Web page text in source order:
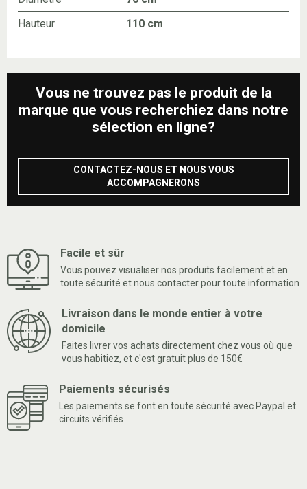
Hauteur
110 cm
Vous ne trouvez pas le produit de la
marque que vous recherchiez dans notre
sélection en ligne?
CONTACTEZ-NOUS ET NOUS VOUS
ACCOMPAGNERONS
Facile et sûr
Vous pouvez visualiser nos produits facilement et en
toute sécurité et nous contacter pour toute information
Livraison dans le monde entier à votre
domicile
Faites livrer vos achats directement chez vous où que
vous habitiez, et c'est gratuit plus de 150€
Paiements sécurisés
Les paiements se font en toute sécurité avec Paypal et
circuits vérifiés